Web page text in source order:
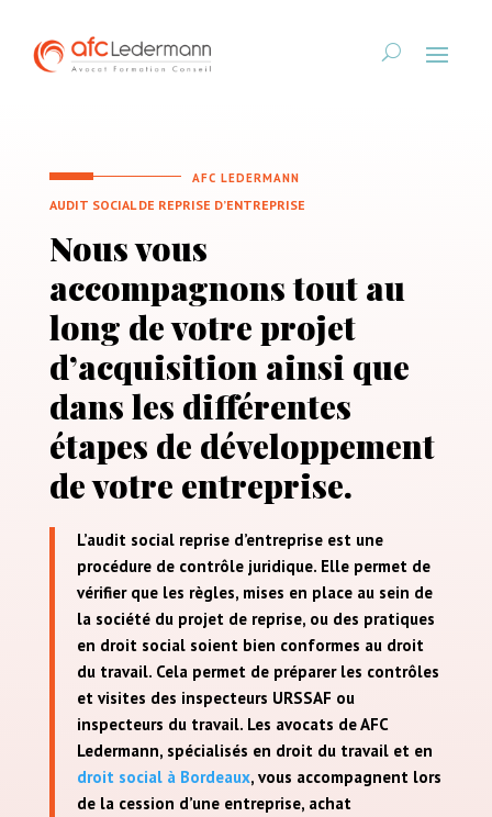
AFC LEDERMANN
AUDIT SOCIAL DE REPRISE D’ENTREPRISE
Nous vous
accompagnons tout au
long de votre projet
d’acquisition ainsi que
dans les différentes
étapes de développement
de votre entreprise.
L’audit social reprise d’entreprise est une
procédure de contrôle juridique. Elle permet de
vérifier que les règles, mises en place au sein de
la société du projet de reprise, ou des pratiques
en droit social soient bien conformes au droit
du travail. Cela permet de préparer les contrôles
et visites des inspecteurs URSSAF ou
inspecteurs du travail. Les avocats de AFC
Ledermann, spécialisés en droit du travail et en
droit social à Bordeaux, vous accompagnent lors
de la cession d’une entreprise, achat